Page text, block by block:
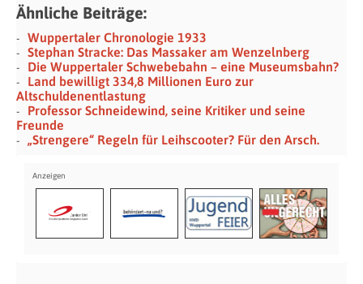
Ähnliche Beiträge:
Wuppertaler Chronologie 1933
Stephan Stracke: Das Massaker am Wenzelnberg
Die Wuppertaler Schwebebahn – eine Museumsbahn?
Land bewilligt 334,8 Millionen Euro zur
Altschuldenentlastung
Professor Schneidewind, seine Kritiker und seine
Freunde
„Strengere“ Regeln für Leihscooter? Für den Arsch.